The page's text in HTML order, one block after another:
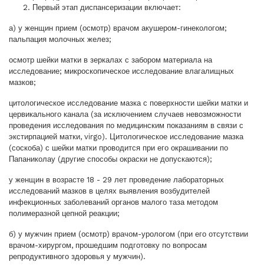
Первый этап диспансеризации включает:
а) у женщин прием (осмотр) врачом акушером-гинекологом;
пальпация молочных желез;
осмотр шейки матки в зеркалах с забором материала на
исследование; микроскопическое исследование влагалищных
мазков;
цитологическое исследование мазка с поверхности шейки матки и
цервикального канала (за исключением случаев невозможности
проведения исследования по медицинским показаниям в связи с
экстирпацией матки, virgo). Цитологическое исследование мазка
(соскоба) с шейки матки проводится при его окрашивании по
Папаниколау (другие способы окраски не допускаются);
у женщин в возрасте 18 - 29 лет проведение лабораторных
исследований мазков в целях выявления возбудителей
инфекционных заболеваний органов малого таза методом
полимеразной цепной реакции;
б) у мужчин прием (осмотр) врачом-урологом (при его отсутствии
врачом-хирургом, прошедшим подготовку по вопросам
репродуктивного здоровья у мужчин).